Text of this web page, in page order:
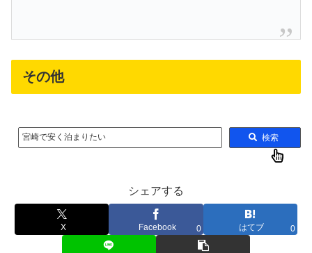
その他
宮崎で安く泊まりたい 検索
シェアする
X Facebook 0 はてブ 0